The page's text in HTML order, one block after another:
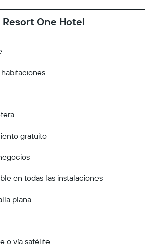
One Hotel
gratuito
en todas las instalaciones
plana
o vía satélite